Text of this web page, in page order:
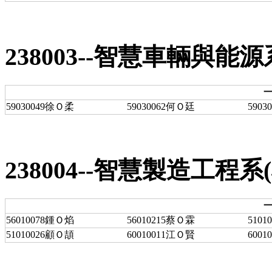
238003--智慧車輛與能
59030049徐Ｏ柔
59030062何Ｏ廷
238004--智慧製造工程
56010078鍾Ｏ焰
56010215蔡Ｏ霖
51010026顧Ｏ頡
60010011江Ｏ賢